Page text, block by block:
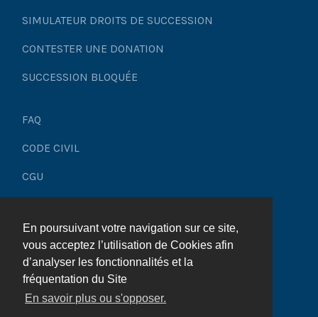
En poursuivant votre navigation sur ce site,
vous acceptez l’utilisation de Cookies afin
d’analyser les fonctionnalités et la
fréquentation du Site
En savoir plus ou s'opposer.
intentées par le défunt ?
Représentation successorale : comment ça
succession ?
Succession : quelles différences entre adoption
simple et adoption plénière ?
Comment renoncer à une succession pour un
mineur ?
SIMULATEUR DROITS DE SUCCESSION
CONTESTER UNE DONATION
SUCCESSION BLOQUÉE
FAQ
CODE CIVIL
CGU
Plan du site